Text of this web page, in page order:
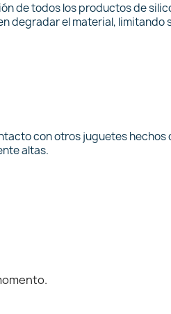
de todos los productos de
degradar el material, limitando
con otros juguetes
altas.